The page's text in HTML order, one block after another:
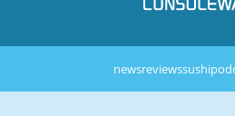
newsreviewssushi